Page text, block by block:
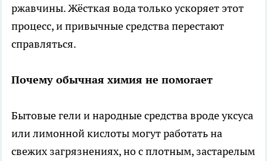
ржавчины. Жёсткая вода только ускоряет этот
процесс, и привычные средства перестают
справляться.
Почему обычная химия не помогает
Бытовые гели и народные средства вроде уксуса
или лимонной кислоты могут работать на
свежих загрязнениях, но с плотным, застарелым